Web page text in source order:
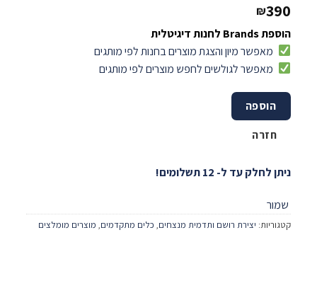
₪390
הוספת Brands לחנות דיגיטלית
מאפשר מיון והצגת מוצרים בחנות לפי מותגים
מאפשר לגולשים לחפש מוצרים לפי מותגים
הוספה
חזרה
ניתן לחלק עד ל- 12 תשלומים!
שמור
קטגוריות: יצירת רושם ותדמית מנצחים, כלים מתקדמים, מוצרים מומלצים